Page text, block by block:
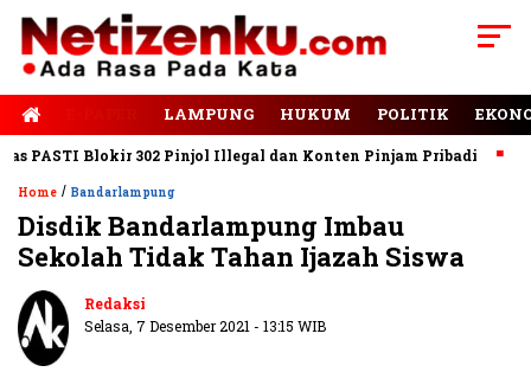
LAMPUNG HUKUM POLITIK
Blokir 302 Pinjol Illegal dan Konten Pinjam Pribadi
Home / Bandarlampung
Disdik Bandarlampung Imbau
Sekolah Tidak Tahan Ijazah Siswa
Redaksi
Selasa, 7 Desember 2021 - 13:15 WIB